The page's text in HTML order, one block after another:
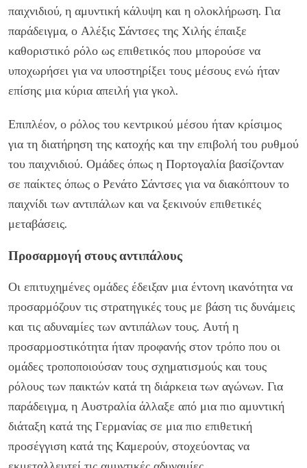
παιχνιδιού, η αμυντική κάλυψη και η ολοκλήρωση. Για
παράδειγμα, ο Αλέξις Σάντσες της Χιλής έπαιξε
καθοριστικό ρόλο ως επιθετικός που μπορούσε να
υποχωρήσει για να υποστηρίξει τους μέσους ενώ ήταν
επίσης μια κύρια απειλή για γκολ.
Επιπλέον, ο ρόλος του κεντρικού μέσου ήταν κρίσιμος
για τη διατήρηση της κατοχής και την επιβολή του ρυθμού
του παιχνιδιού. Ομάδες όπως η Πορτογαλία βασίζονταν
σε παίκτες όπως ο Ρενάτο Σάντσες για να διακόπτουν το
παιχνίδι των αντιπάλων και να ξεκινούν επιθετικές
μεταβάσεις.
Προσαρμογή στους αντιπάλους
Οι επιτυχημένες ομάδες έδειξαν μια έντονη ικανότητα να
προσαρμόζουν τις στρατηγικές τους με βάση τις δυνάμεις
και τις αδυναμίες των αντιπάλων τους. Αυτή η
προσαρμοστικότητα ήταν προφανής στον τρόπο που οι
ομάδες τροποποιούσαν τους σχηματισμούς και τους
ρόλους των παικτών κατά τη διάρκεια των αγώνων. Για
παράδειγμα, η Αυστραλία άλλαξε από μια πιο αμυντική
διάταξη κατά της Γερμανίας σε μια πιο επιθετική
προσέγγιση κατά της Καμερούν, στοχεύοντας να